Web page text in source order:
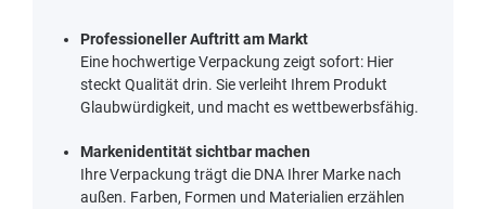
Professioneller Auftritt am Markt
Eine hochwertige Verpackung zeigt sofort: Hier
steckt Qualität drin. Sie verleiht Ihrem Produkt
Glaubwürdigkeit, und macht es wettbewerbsfähig.
Markenidentität sichtbar machen
Ihre Verpackung trägt die DNA Ihrer Marke nach
außen. Farben, Formen und Materialien erzählen